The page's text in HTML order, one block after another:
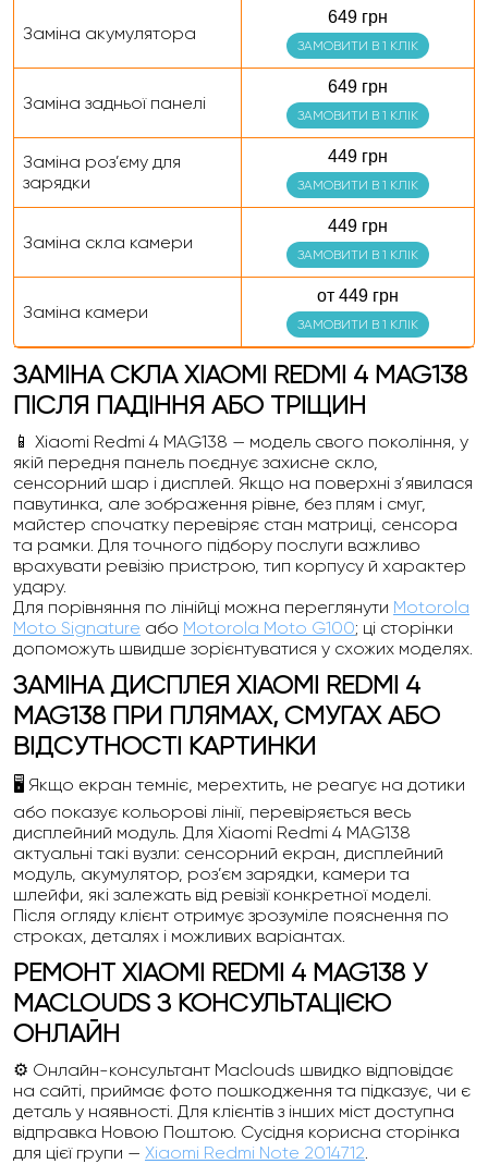
Заміна акумулятора
649 грн
ЗАМОВИТИ В 1 КЛІК
Заміна задньої панелі
649 грн
ЗАМОВИТИ В 1 КЛІК
Заміна роз’єму для
зарядки
449 грн
ЗАМОВИТИ В 1 КЛІК
Заміна скла камери
449 грн
ЗАМОВИТИ В 1 КЛІК
Заміна камери
от 449 грн
ЗАМОВИТИ В 1 КЛІК
ЗАМІНА СКЛА XIAOMI REDMI 4 MAG138
ПІСЛЯ ПАДІННЯ АБО ТРІЩИН
📱 Xiaomi Redmi 4 MAG138 — модель свого покоління, у
якій передня панель поєднує захисне скло,
сенсорний шар і дисплей. Якщо на поверхні з’явилася
павутинка, але зображення рівне, без плям і смуг,
майстер спочатку перевіряє стан матриці, сенсора
та рамки. Для точного підбору послуги важливо
врахувати ревізію пристрою, тип корпусу й характер
удару.
Для порівняння по лінійці можна переглянути Motorola
Moto Signature або Motorola Moto G100; ці сторінки
допоможуть швидше зорієнтуватися у схожих моделях.
ЗАМІНА ДИСПЛЕЯ XIAOMI REDMI 4
MAG138 ПРИ ПЛЯМАХ, СМУГАХ АБО
ВІДСУТНОСТІ КАРТИНКИ
🖥️ Якщо екран темніє, мерехтить, не реагує на дотики
або показує кольорові лінії, перевіряється весь
дисплейний модуль. Для Xiaomi Redmi 4 MAG138
актуальні такі вузли: сенсорний екран, дисплейний
модуль, акумулятор, роз’єм зарядки, камери та
шлейфи, які залежать від ревізії конкретної моделі.
Після огляду клієнт отримує зрозуміле пояснення по
строках, деталях і можливих варіантах.
РЕМОНТ XIAOMI REDMI 4 MAG138 У
MACLOUDS З КОНСУЛЬТАЦІЄЮ
ОНЛАЙН
⚙️ Онлайн-консультант Maclouds швидко відповідає
на сайті, приймає фото пошкодження та підказує, чи є
деталь у наявності. Для клієнтів з інших міст доступна
відправка Новою Поштою. Сусідня корисна сторінка
для цієї групи — Xiaomi Redmi Note 2014712.